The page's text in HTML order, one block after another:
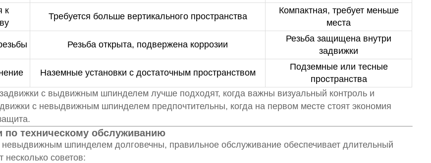
к
Требуется больше вертикального пространства
Компактная, требует меньше
места
Резьба открыта, подвержена коррозии
Резьба защищена внутри
задвижки
Наземные установки с достаточным пространством
Подземные или тесные
пространства
задвижки с выдвижным шпинделем лучше подходят, когда важны визуальный контроль и
с невыдвижным шпинделем предпочтительны, когда на первом месте стоят экономия
по техническому обслуживанию
невыдвижным шпинделем долговечны, правильное обслуживание обеспечивает длительный
несколько советов: